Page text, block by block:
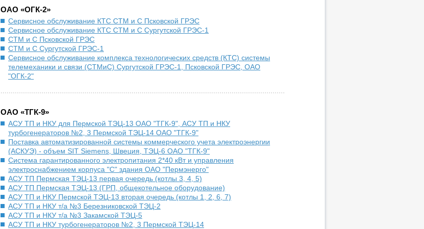
ОАО «ОГК-2»
Сервисное обслуживание КТС СТМ и С Псковской ГРЭС
Сервисное обслуживание КТС СТМ и С Сургутской ГРЭС-1
СТМ и С Псковской ГРЭС
СТМ и С Сургутской ГРЭС-1
Сервисное обслуживание комплекса технологических средств (КТС) системы
телемеханики и связи (СТМиС) Сургутской ГРЭС-1, Псковской ГРЭС, ОАО
"ОГК-2"
ОАО «ТГК-9»
АСУ ТП и НКУ для Пермской ТЭЦ-13 ОАО "ТГК-9", АСУ ТП и НКУ
турбогенераторов №2, 3 Пермской ТЭЦ-14 ОАО "ТГК-9"
Поставка автоматизированной системы коммерческого учета электроэнергии
(АСКУЭ) - объем SIT Siemens, Швеция, ТЭЦ-6 ОАО "ТГК-9"
Система гарантированного электропитания 2*40 кВт и управления
электроснабжением корпуса "С" здания ОАО "Пермэнерго"
АСУ ТП Пермская ТЭЦ-13 первая очередь (котлы 3, 4, 5)
АСУ ТП Пермская ТЭЦ-13 (ГРП, общекотельное оборудование)
АСУ ТП и НКУ Пермской ТЭЦ-13 вторая очередь (котлы 1, 2, 6, 7)
АСУ ТП и НКУ т/а №3 Березниковской ТЭЦ-2
АСУ ТП и НКУ т/а №3 Закамской ТЭЦ-5
АСУ ТП и НКУ турбогенераторов №2, 3 Пермской ТЭЦ-14